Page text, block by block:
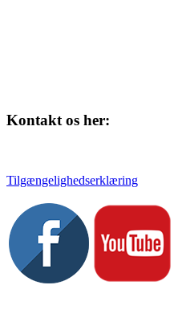
Kontakt os her:
Tilgængelighedserklæring